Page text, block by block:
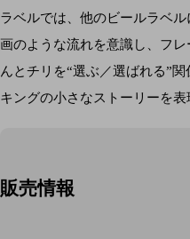
ラベルでは、他のビールラベ
画のような流れを意識し、フ
んとチリを“選ぶ／選ばれる”
キングの小さなストーリーを表
販売情報